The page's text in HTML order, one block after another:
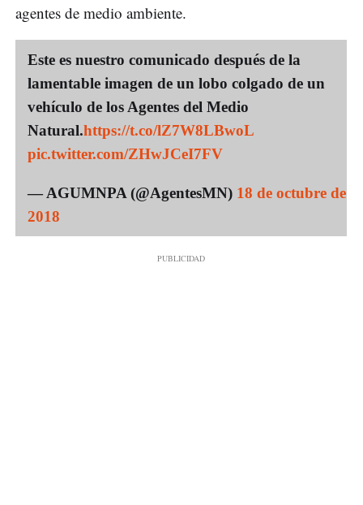
agentes de medio ambiente.
Este es nuestro comunicado después de la
lamentable imagen de un lobo colgado de un
vehículo de los Agentes del Medio
Natural.https://t.co/lZ7W8LBwoL
pic.twitter.com/ZHwJCeI7FV
— AGUMNPA (@AgentesMN) 18 de octubre de
2018